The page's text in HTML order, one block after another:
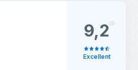
9,2
Excellent